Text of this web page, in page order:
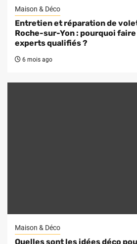
Maison & Déco
Entretien et réparation de
Roche-sur-Yon : pourquoi faire
experts qualifiés ?
6 mois ago
Maison & Déco
Quelles sont les idées déco